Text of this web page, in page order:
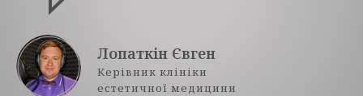
Лопаткін Євген
Керівник клініки
естетичної медицини